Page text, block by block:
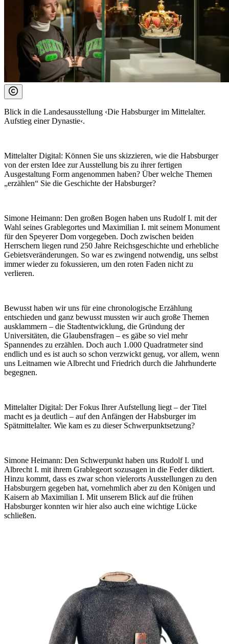
Blick in die Landesausstellung ‹Die Habsburger im Mittelalter.
Aufstieg einer Dynastie‹.
Mittelalter Digital: Können Sie uns skizzieren, wie die Habsburger
von der ersten Idee zur Ausstellung bis zu ihrer fertigen
Ausgestaltung Form angenommen haben? Über welche Themen
„erzählen“ Sie die Geschichte der Habsburger?
Simone Heimann: Den großen Bogen haben uns Rudolf I. mit der
Wahl seines Grablegortes und Maximilian I. mit seinem Monument
für den Speyerer Dom vorgegeben. Doch zwischen beiden
Herrschern liegen rund 250 Jahre Reichsgeschichte und erhebliche
Gebietsveränderungen. So war es zwingend notwendig, uns selbst
immer wieder zu fokussieren, um den roten Faden nicht zu
verlieren.
Bewusst haben wir uns für eine chronologische Erzählung
entschieden und ganz bewusst mussten wir auch große Themen
ausklammern – die Stadtentwicklung, die Gründung der
Universitäten, die Glaubensfragen – es gäbe so viel mehr
Spannendes zu erzählen. Doch auch 1.000 Quadratmeter sind
endlich und es ist auch so schon verzwickt genug, vor allem, wenn
uns Leitnamen wie Albrecht und Friedrich durch die Jahrhunderte
begegnen.
Mittelalter Digital: Der Fokus Ihrer Aufstellung liegt – der Titel
macht es ja deutlich – auf den Anfängen der Habsburger im
Spätmittelalter. Wie kam es zu dieser Schwerpunktsetzung?
Simone Heimann: Den Schwerpunkt haben uns Rudolf I. und
Albrecht I. mit ihrem Grablegeort sozusagen in die Feder diktiert.
Hinzu kommt, dass es zwar schon vielerorts Ausstellungen zu den
Habsburgern gegeben hat, vornehmlich aber zu den Königen und
Kaisern ab Maximilian I. Mit unserem Blick auf die frühen
Habsburger konnten wir hier also auch eine wichtige Lücke
schließen.